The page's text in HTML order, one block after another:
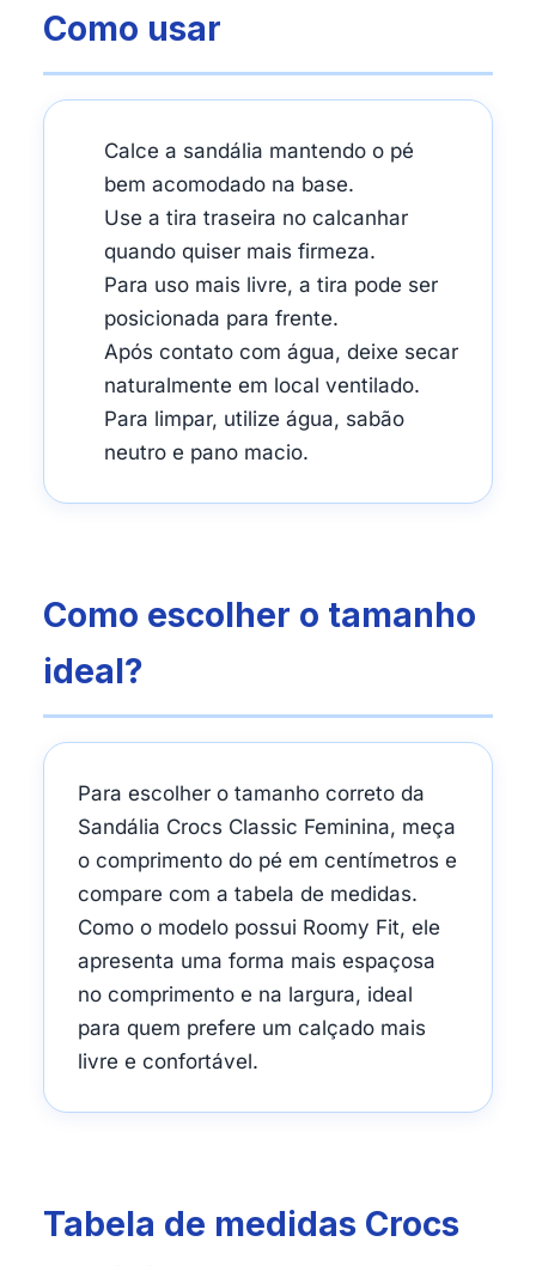
Como usar
Calce a sandália mantendo o pé
bem acomodado na base.
Use a tira traseira no calcanhar
quando quiser mais firmeza.
Para uso mais livre, a tira pode ser
posicionada para frente.
Após contato com água, deixe secar
naturalmente em local ventilado.
Para limpar, utilize água, sabão
neutro e pano macio.
Como escolher o tamanho
ideal?
Para escolher o tamanho correto da
Sandália Crocs Classic Feminina, meça
o comprimento do pé em centímetros e
compare com a tabela de medidas.
Como o modelo possui Roomy Fit, ele
apresenta uma forma mais espaçosa
no comprimento e na largura, ideal
para quem prefere um calçado mais
livre e confortável.
Tabela de medidas Crocs